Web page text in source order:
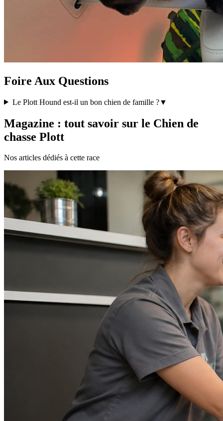
Foire Aux Questions
Le Plott Hound est-il un bon chien de famille ?▼
Magazine : tout savoir sur le Chien de
chasse Plott
Nos articles dédiés à cette race